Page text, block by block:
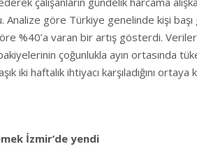
Analize göre Türkiye genelinde kişi
%40’a varan bir artış gösterdi.
çoğunlukla ayın ortasında
iki haftalık ihtiyacı karşıladığını ortaya
İzmir’de yendi